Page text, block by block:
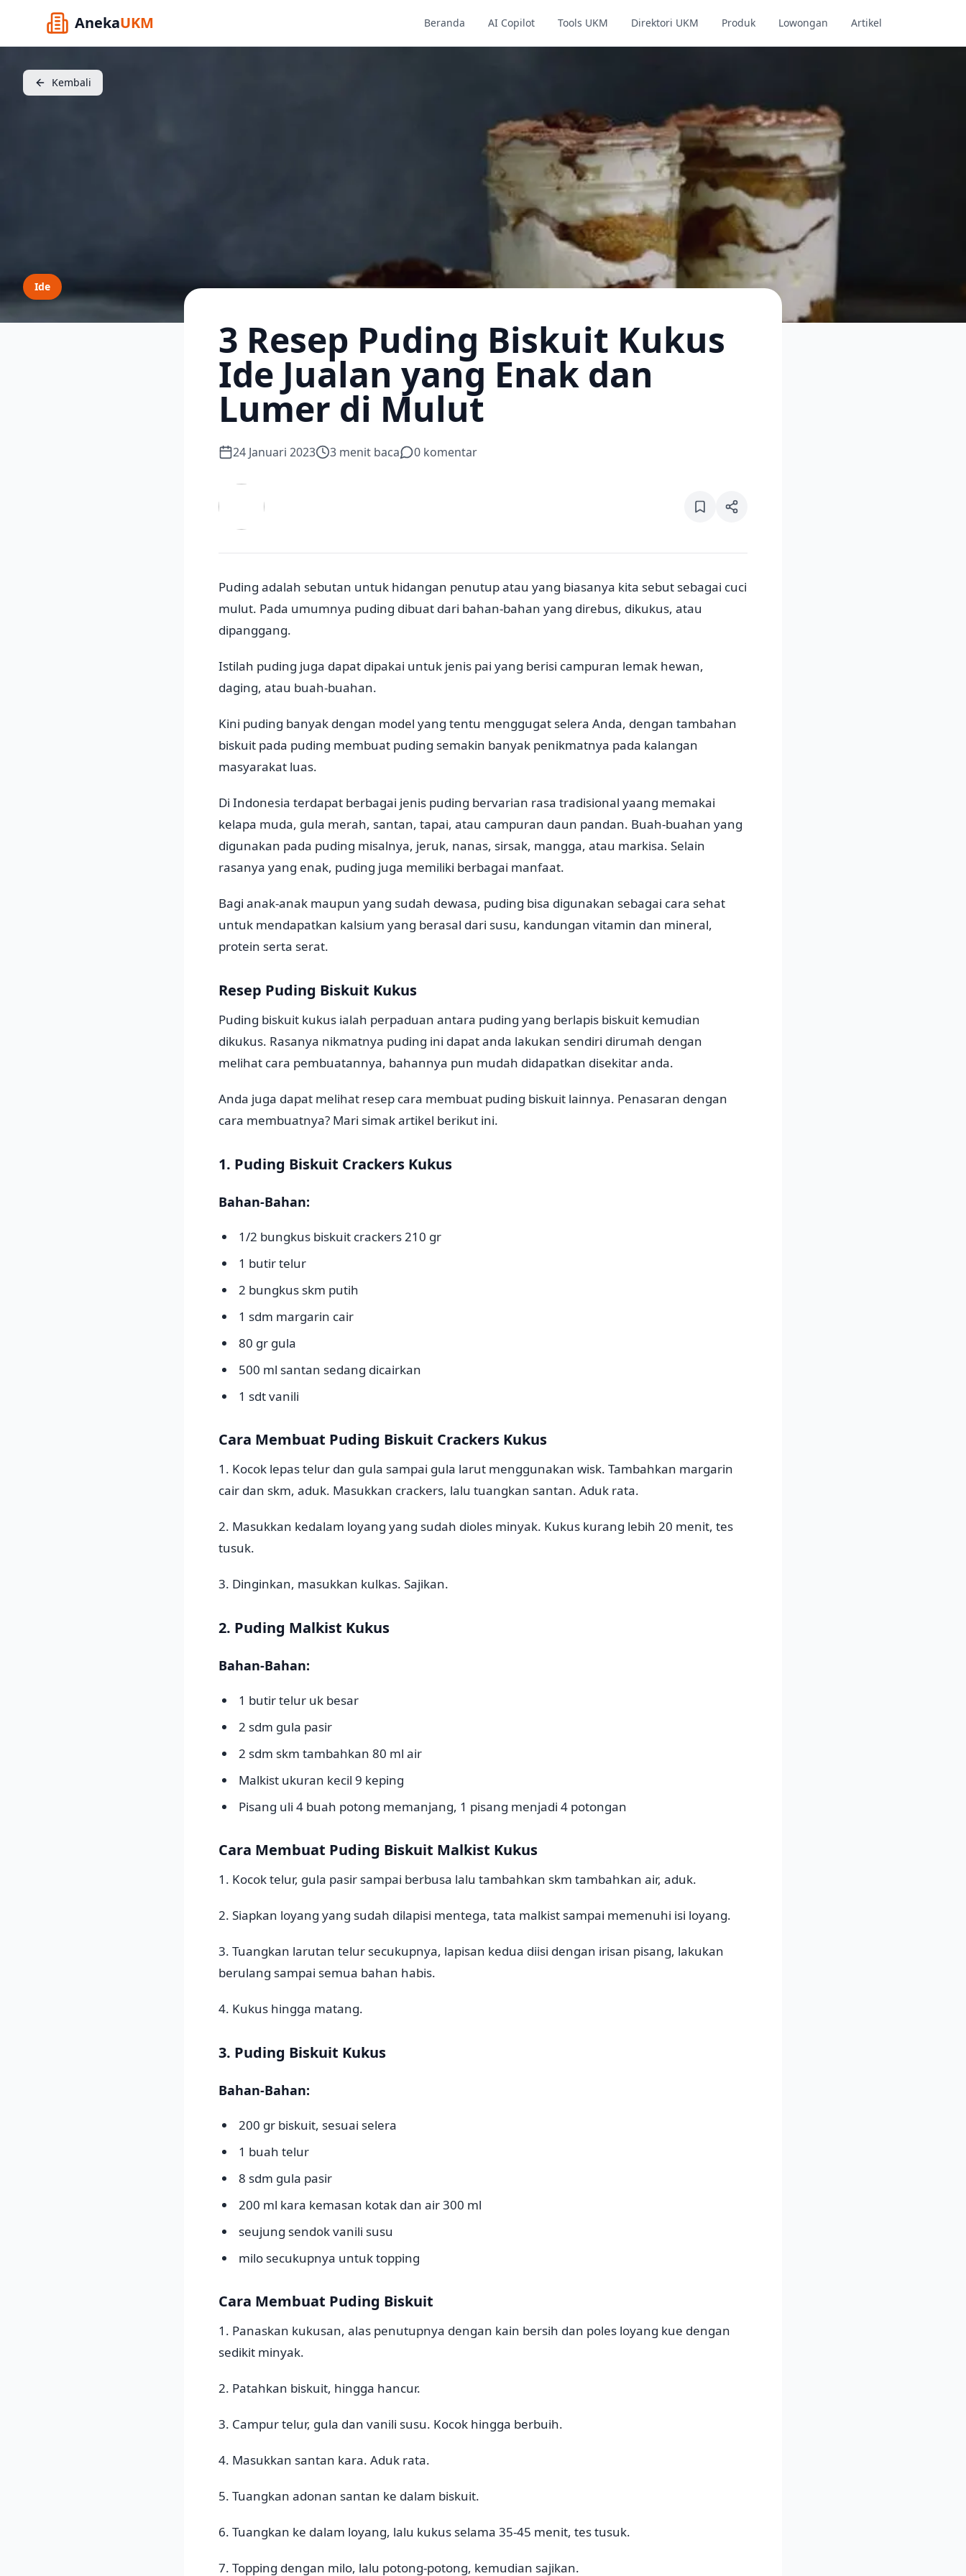
AnekaUKM Beranda AI Copilot Tools UKM Direktori UKM Produk Lowongan Artikel
Kembali
Ide
3 Resep Puding Biskuit Kukus
Ide Jualan yang Enak dan
Lumer di Mulut
24 Januari 2023 3 menit baca 0 komentar
Puding adalah sebutan untuk hidangan penutup atau yang biasanya kita sebut sebagai cuci
mulut. Pada umumnya puding dibuat dari bahan-bahan yang direbus, dikukus, atau
dipanggang.
Istilah puding juga dapat dipakai untuk jenis pai yang berisi campuran lemak hewan,
daging, atau buah-buahan.
Kini puding banyak dengan model yang tentu menggugat selera Anda, dengan tambahan
biskuit pada puding membuat puding semakin banyak penikmatnya pada kalangan
masyarakat luas.
Di Indonesia terdapat berbagai jenis puding bervarian rasa tradisional yaang memakai
kelapa muda, gula merah, santan, tapai, atau campuran daun pandan. Buah-buahan yang
digunakan pada puding misalnya, jeruk, nanas, sirsak, mangga, atau markisa. Selain
rasanya yang enak, puding juga memiliki berbagai manfaat.
Bagi anak-anak maupun yang sudah dewasa, puding bisa digunakan sebagai cara sehat
untuk mendapatkan kalsium yang berasal dari susu, kandungan vitamin dan mineral,
protein serta serat.
Resep Puding Biskuit Kukus
Puding biskuit kukus ialah perpaduan antara puding yang berlapis biskuit kemudian
dikukus. Rasanya nikmatnya puding ini dapat anda lakukan sendiri dirumah dengan
melihat cara pembuatannya, bahannya pun mudah didapatkan disekitar anda.
Anda juga dapat melihat resep cara membuat puding biskuit lainnya. Penasaran dengan
cara membuatnya? Mari simak artikel berikut ini.
1. Puding Biskuit Crackers Kukus
Bahan-Bahan:
1/2 bungkus biskuit crackers 210 gr
1 butir telur
2 bungkus skm putih
1 sdm margarin cair
80 gr gula
500 ml santan sedang dicairkan
1 sdt vanili
Cara Membuat Puding Biskuit Crackers Kukus
1. Kocok lepas telur dan gula sampai gula larut menggunakan wisk. Tambahkan margarin
cair dan skm, aduk. Masukkan crackers, lalu tuangkan santan. Aduk rata.
2. Masukkan kedalam loyang yang sudah dioles minyak. Kukus kurang lebih 20 menit, tes
tusuk.
3. Dinginkan, masukkan kulkas. Sajikan.
2. Puding Malkist Kukus
Bahan-Bahan:
1 butir telur uk besar
2 sdm gula pasir
2 sdm skm tambahkan 80 ml air
Malkist ukuran kecil 9 keping
Pisang uli 4 buah potong memanjang, 1 pisang menjadi 4 potongan
Cara Membuat Puding Biskuit Malkist Kukus
1. Kocok telur, gula pasir sampai berbusa lalu tambahkan skm tambahkan air, aduk.
2. Siapkan loyang yang sudah dilapisi mentega, tata malkist sampai memenuhi isi loyang.
3. Tuangkan larutan telur secukupnya, lapisan kedua diisi dengan irisan pisang, lakukan
berulang sampai semua bahan habis.
4. Kukus hingga matang.
3. Puding Biskuit Kukus
Bahan-Bahan:
200 gr biskuit, sesuai selera
1 buah telur
8 sdm gula pasir
200 ml kara kemasan kotak dan air 300 ml
seujung sendok vanili susu
milo secukupnya untuk topping
Cara Membuat Puding Biskuit
1. Panaskan kukusan, alas penutupnya dengan kain bersih dan poles loyang kue dengan
sedikit minyak.
2. Patahkan biskuit, hingga hancur.
3. Campur telur, gula dan vanili susu. Kocok hingga berbuih.
4. Masukkan santan kara. Aduk rata.
5. Tuangkan adonan santan ke dalam biskuit.
6. Tuangkan ke dalam loyang, lalu kukus selama 35-45 menit, tes tusuk.
7. Topping dengan milo, lalu potong-potong, kemudian sajikan.